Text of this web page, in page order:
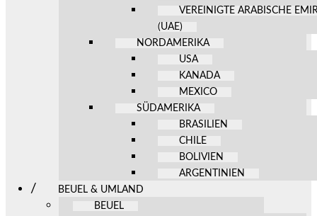
VEREINIGTE ARABISCHE
(UAE)
NORDAMERIKA
USA
KANADA
MEXICO
SÜDAMERIKA
BRASILIEN
CHILE
BOLIVIEN
ARGENTINIEN
BEUEL & UMLAND
BEUEL